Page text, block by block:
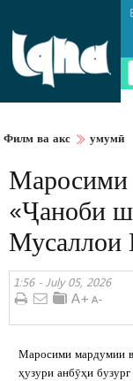
Филм ва акс умумӣ
Маросими
«Ҷаноби
1:56 - July 05, 2026
Маросими мардумии
ҳузури анбӯҳи